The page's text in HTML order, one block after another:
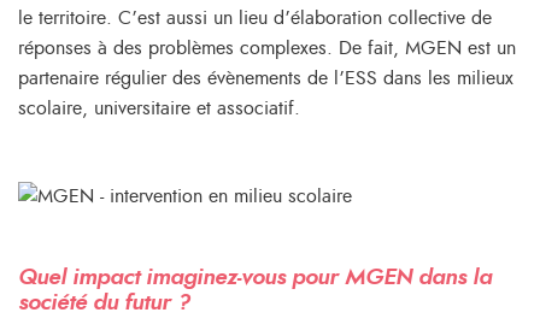
le territoire. C’est aussi un lieu d’élaboration collective de
réponses à des problèmes complexes. De fait, MGEN est un
partenaire régulier des évènements de l’ESS dans les milieux
scolaire, universitaire et associatif.
Quel impact imaginez-vous pour MGEN dans la
société du futur ?